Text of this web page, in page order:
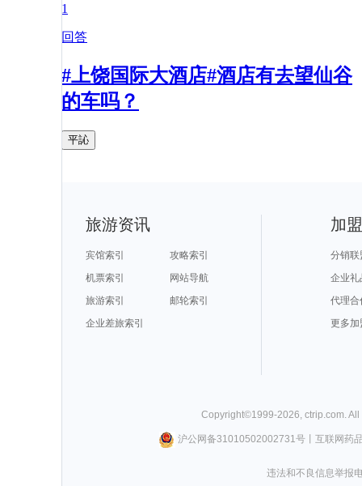
1
回答
#上饶国际大酒店#酒店有去望仙谷
的车吗？
平訫
旅游资讯
宾馆索引
攻略索引
机票索引
网站导航
旅游索引
邮轮索引
企业差旅索引
加
分销联
企业礼
代理合
更多加
Copyright©1999-2026 ctrip.com .
沪公网备31010502002731号丨 互联网药
违法和不良信息举报